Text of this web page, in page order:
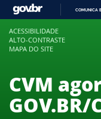
COMUNICA
ACESSIBILIDADE
ALTO-CONTRASTE
MAPA DO SITE
CVM
GOV.BR/